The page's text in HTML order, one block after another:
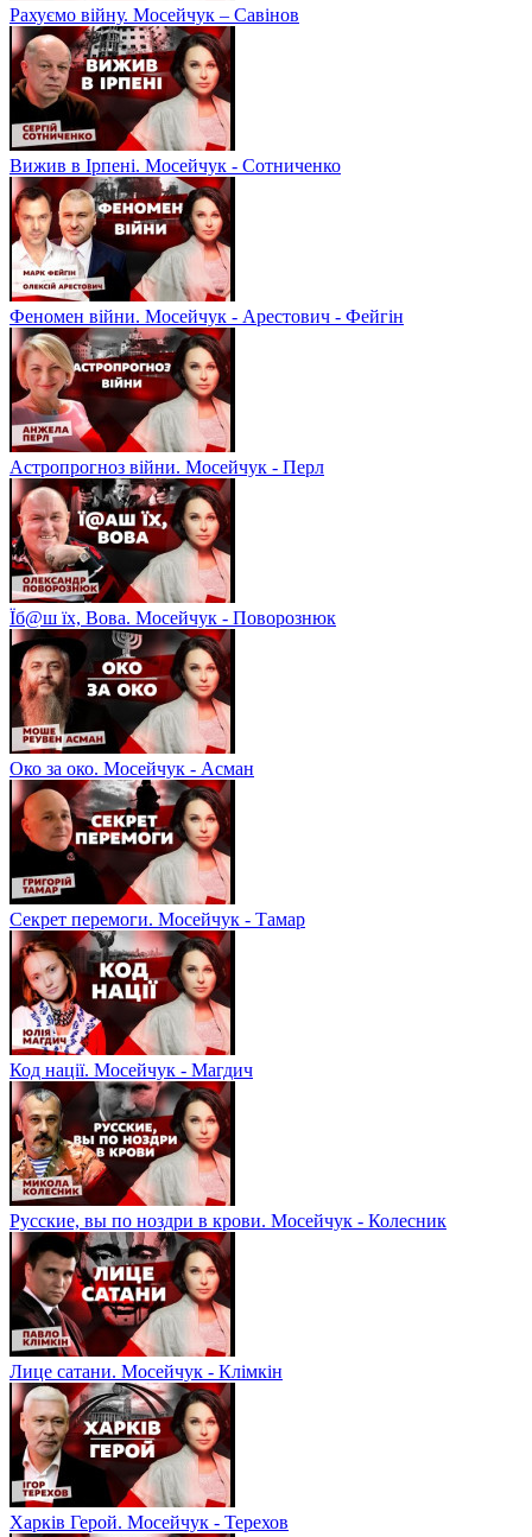
Рахуємо війну. Мосейчук – Савінов
Вижив в Ірпені. Мосейчук - Сотниченко
Феномен війни. Мосейчук - Арестович - Фейгін
Астропрогноз війни. Мосейчук - Перл
Їб@ш їх, Вова. Мосейчук - Поворознюк
Око за око. Мосейчук - Асман
Секрет перемоги. Мосейчук - Тамар
Код нації. Мосейчук - Магдич
Русские, вы по ноздри в крови. Мосейчук - Колесник
Лице сатани. Мосейчук - Клімкін
Харків Герой. Мосейчук - Терехов